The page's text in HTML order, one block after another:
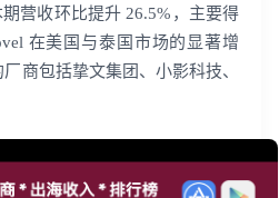
期营收环比提升 26.5%，主要得
在美国与泰国市场的显著增
商包括挚文集团、小影科技、